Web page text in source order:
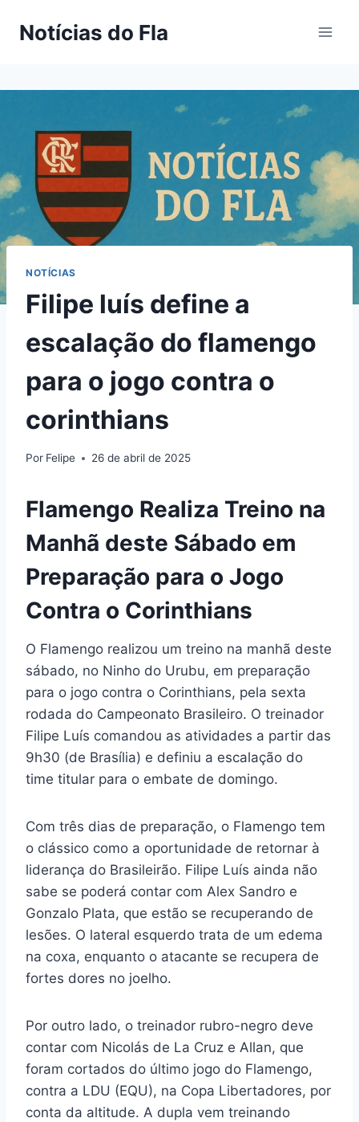
paraNotícias do Fla
NOTÍCIAS
Filipe luís define a
escalação do flamengo
para o jogo contra o
corinthians
Por Felipe 26 de abril de 2025
Flamengo Realiza Treino na
Manhã deste Sábado em
Preparação para o Jogo
Contra o Corinthians
O Flamengo realizou um treino na manhã deste
sábado, no Ninho do Urubu, em preparação
para o jogo contra o Corinthians, pela sexta
rodada do Campeonato Brasileiro. O treinador
Filipe Luís comandou as atividades a partir das
9h30 (de Brasília) e definiu a escalação do
time titular para o embate de domingo.
Com três dias de preparação, o Flamengo tem
o clássico como a oportunidade de retornar à
liderança do Brasileirão. Filipe Luís ainda não
sabe se poderá contar com Alex Sandro e
Gonzalo Plata, que estão se recuperando de
lesões. O lateral esquerdo trata de um edema
na coxa, enquanto o atacante se recupera de
fortes dores no joelho.
Por outro lado, o treinador rubro-negro deve
contar com Nicolás de La Cruz e Allan, que
foram cortados do último jogo do Flamengo,
contra a LDU (EQU), na Copa Libertadores, por
conta da altitude. A dupla vem treinando